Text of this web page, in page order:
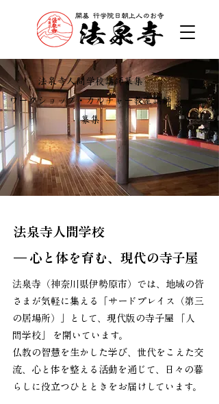
法泉寺人間学校講師募集
ワークショップ・カルチャー教室講師
募集
法泉寺人間学校
― 心と体を育む、現代の寺子屋
法泉寺（神奈川県伊勢原市）では、地域の皆
さまが気軽に集える「サードプレイス（第三
の居場所）」として、現代版の寺子屋 「人
間学校」 を開いています。
仏教の智慧を生かした学び、世代をこえた交
流、心と体を整える活動を通じて、日々の暮
らしに役立つひとときをお届けしています。